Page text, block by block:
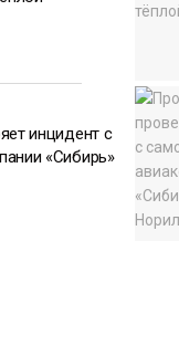
инцидент с
«Сибирь»